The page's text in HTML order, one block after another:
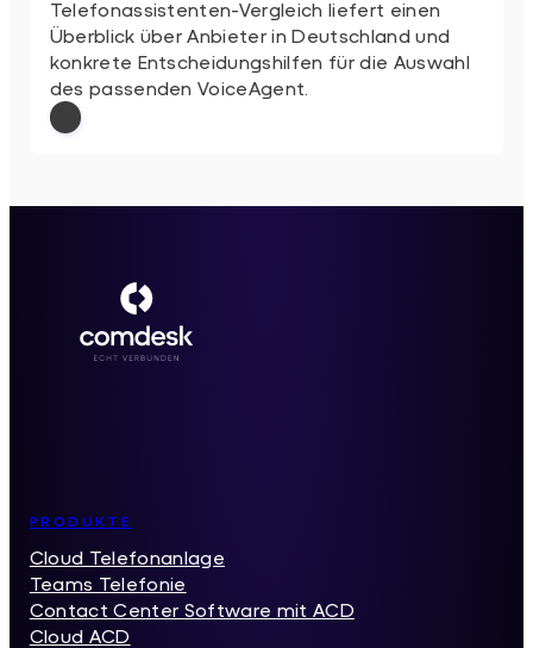
Telefonassistenten-Vergleich liefert einen
Überblick über Anbieter in Deutschland und
konkrete Entscheidungshilfen für die Auswahl
des passenden VoiceAgent.
Inhaltsverzeichnis
PRODUKTE
Cloud Telefonanlage
Teams Telefonie
Contact Center Software mit ACD
Cloud ACD